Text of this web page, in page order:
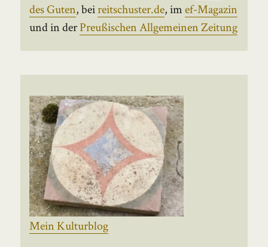
des Guten, beireitschuster.de, imef-Magazin
und in derPreußischen Allgemeinen Zeitung
Mein Kulturblog